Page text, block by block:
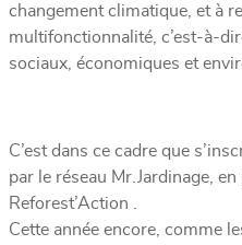
changement climatique, et à
multifonctionnalité, c’est-à-
sociaux, économiques et
C’est dans ce cadre que
par le réseau Mr.Jardinage,
Reforest’Action .
Cette année encore, comme